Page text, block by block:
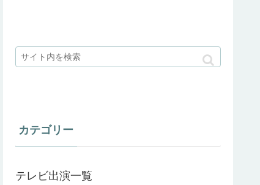
カテゴリー
テレビ出演一覧